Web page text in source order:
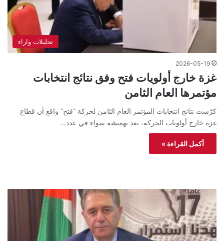
تحليلات واراء
2026-05-19
غزة خارج أولويات فتح وفق نتائج انتخابات
مؤتمرها العام الثامن
كرّست نتائج انتخابات المؤتمر العام الثامن لحركة “فتح” واقع أن قطاع
غزة خارج أولويات الحركة، بعد تهميشه سواء في عدد…
أكمل القراءة »